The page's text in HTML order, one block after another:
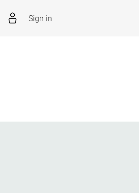
Sign in